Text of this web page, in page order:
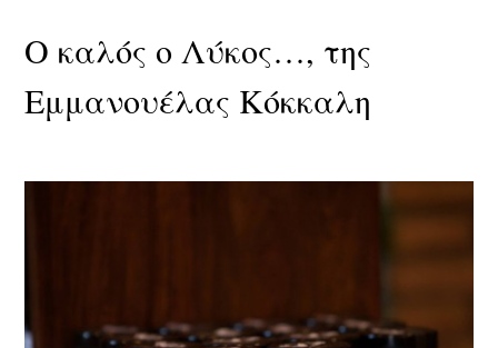
Ο καλός ο Λύκος…, της
Εμμανουέλας Κόκκαλη